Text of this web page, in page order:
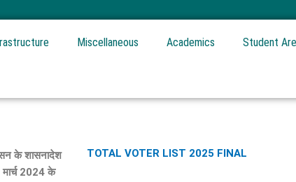
Miscellaneous Academics Student
के शासनादेश
2024 के
TOTAL VOTER LIST 2025 FINAL